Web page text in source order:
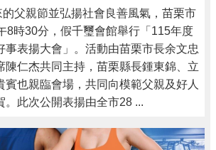
父親節並弘揚社會良善風氣，苗栗市
8時30分，假千璽會館舉行「115年度
事表揚大會」。活動由苗栗市長余文忠
陳仁杰共同主持，苗栗縣長鍾東錦、立
賓也親臨會場，共同向模範父親及好人
。此次公開表揚由全市28 ...